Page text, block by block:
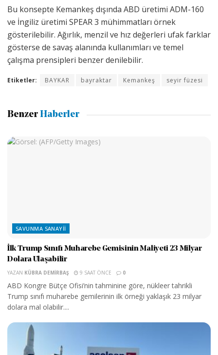
Bu konsepte Kemankeş dışında ABD üretimi ADM-160
ve İngiliz üretimi SPEAR 3 mühimmatları örnek
gösterilebilir. Ağırlık, menzil ve hız değerleri ufak farklar
gösterse de savaş alanında kullanımları ve temel
çalışma prensipleri benzer denilebilir.
Etiketler: BAYKAR bayraktar Kemankeş seyir füzesi
Benzer Haberler
SAVUNMA SANAYII
İlk Trump Sınıfı Muharebe Gemisinin Maliyeti 23 Milyar
Dolara Ulaşabilir
YAZAN KÜBRA DEMIRBAŞ 9 SAAT ÖNCE 0
ABD Kongre Bütçe Ofisi’nin tahminine göre, nükleer tahrikli
Trump sınıfı muharebe gemilerinin ilk örneği yaklaşık 23 milyar
dolara mal olabilir....